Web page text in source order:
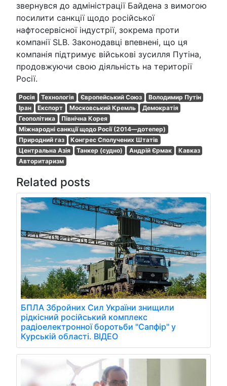
звернувся до адміністрації Байдена з вимогою
посилити санкції щодо російської
нафтосервісної індустрії, зокрема проти
компанії SLB. Законодавці впевнені, що ця
компанія підтримує військові зусилля Путіна,
продовжуючи свою діяльність на території
Росії.
Росія Технологія Європейський Союз
Володимир Путін
Іран
Експорт Московський Кремль
Демократія
Геополітика
Північна Корея
Міжнародні санкції щодо Росії (2014—дотепер)
Природний газ
Конгрес Сполучених Штатів
Центральна Азія
Танкер (судно) Андрій Єрмак
Кавказ
Авторитаризм
Related posts
БПЛА Збройних Сил України знищили
рідкісний російський комплекс
радіоелектронної боротьби "Сапфір" у
Курській області. ВІДЕО